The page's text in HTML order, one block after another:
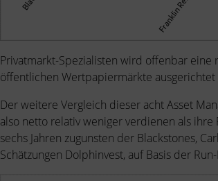
Privatmarkt-Spezialisten wird offenbar eine
öffentlichen Wertpapiermärkte ausgerichtet
Der weitere Vergleich dieser acht Asset
also netto relativ weniger verdienen als
sechs Jahren zugunsten der Blackstones,
Schätzungen Dolphinvest, auf Basis der